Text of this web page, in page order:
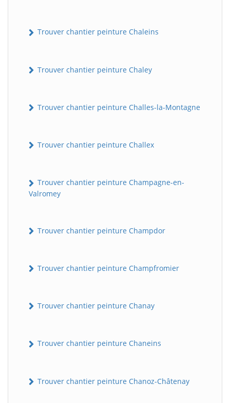
Trouver chantier peinture Chaleins
Trouver chantier peinture Chaley
Trouver chantier peinture Challes-la-Montagne
Trouver chantier peinture Challex
Trouver chantier peinture Champagne-en-
Valromey
Trouver chantier peinture Champdor
Trouver chantier peinture Champfromier
Trouver chantier peinture Chanay
Trouver chantier peinture Chaneins
Trouver chantier peinture Chanoz-Châtenay